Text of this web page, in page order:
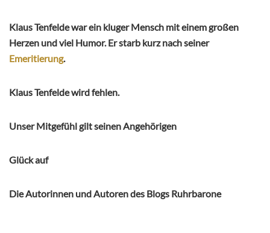
Klaus Tenfelde war ein kluger Mensch mit einem großen
Herzen und viel Humor. Er starb kurz nach seiner
Emeritierung.
Klaus Tenfelde wird fehlen.
Unser Mitgefühl gilt seinen Angehörigen
Glück auf
Die Autorinnen und Autoren des Blogs Ruhrbarone